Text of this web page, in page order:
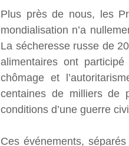
Plus près de nous, les
mondialisation n’a
La sécheresse russe de
alimentaires ont
chômage et
centaines de milliers de
conditions d’une guerre
Ces événements,